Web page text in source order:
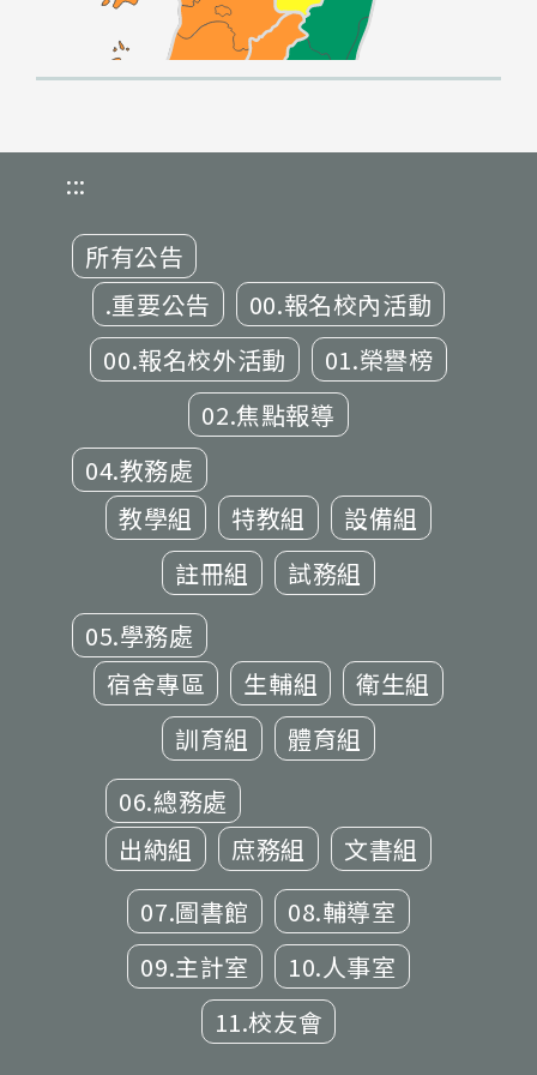
:::
所有公告
.重要公告
00.報名校內活動
00.報名校外活動
01.榮譽榜
02.焦點報導
04.教務處
教學組
特教組
設備組
註冊組
試務組
05.學務處
宿舍專區
生輔組
衛生組
訓育組
體育組
06.總務處
出納組
庶務組
文書組
07.圖書館
08.輔導室
09.主計室
10.人事室
11.校友會